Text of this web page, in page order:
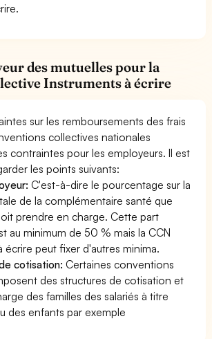
des mutuelles pour la
Instruments à écrire
sur les remboursements des frais
collectives nationales
contraintes pour les employeurs. Il est
les points suivants:
C'est-à-dire le pourcentage sur la
de la complémentaire santé que
prendre en charge. Cette part
au minimum de 50 % mais la CCN
écrire peut fixer d'autres minima.
cotisation: Certaines conventions
des structures de cotisation et
des familles des salariés à titre
des enfants par exemple